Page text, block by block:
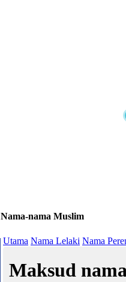
Nama-nama Muslim
Utama Nama Lelaki Nama
Maksud